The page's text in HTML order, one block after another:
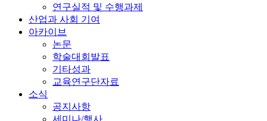
연구실적 및 수행과제
산업과 사회 기여
아카이브
논문
학술대회발표
기타성과
교육연구단자료
소식
공지사항
세미나/행사